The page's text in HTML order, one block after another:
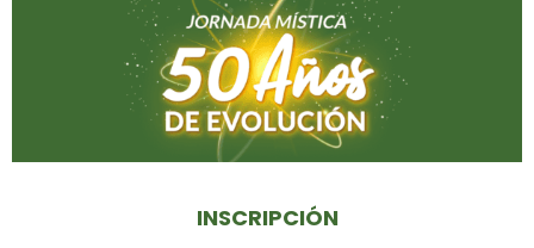
INSCRIPCIÓN